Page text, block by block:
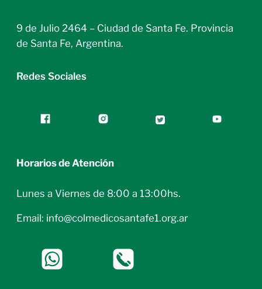
9 de Julio 2464 – Ciudad de Santa Fe. Provincia
de Santa Fe, Argentina.
Redes Sociales
Horarios de Atención
Lunes a Viernes de 8:00 a 13:00hs.
Email: info@colmedicosantafe1.org.ar